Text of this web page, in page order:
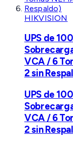
HIKVISION
UPS de
VCA / 6
2 sin
UPS de
VCA / 6
2 sin